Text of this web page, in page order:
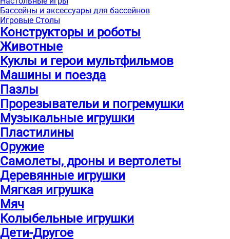
Бассейны и аксессуары для бассейнов
Игровые Столы
Конструкторы и роботы
Животные
Куклы и герои мультфильмов
Машины и поезда
Пазлы
Прорезывательи и погремушки
Музыкальные игрушки
Пластилины
Оружие
Самолеты, дроны и вертолеты
Деревянные игрушки
Мягкая игрушка
Мяч
Колыбельные игрушки
Дети-Другое